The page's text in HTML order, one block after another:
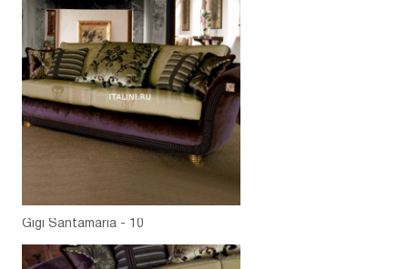
Gigi Santamaria - 10